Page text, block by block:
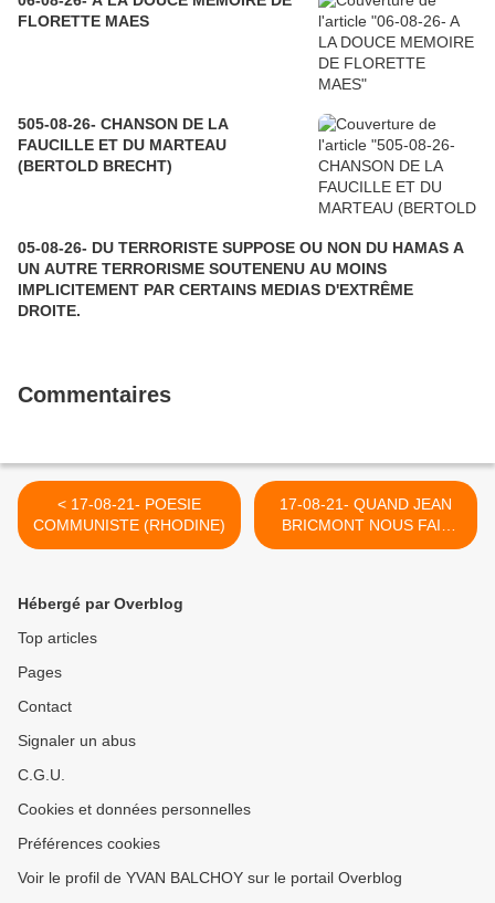
FLORETTE MAES
505-08-26- CHANSON DE LA
FAUCILLE ET DU MARTEAU
(BERTOLD BRECHT)
05-08-26- DU TERRORISTE SUPPOSE OU NON DU HAMAS A
UN AUTRE TERRORISME SOUTENENU AU MOINS
IMPLICITEMENT PAR CERTAINS MEDIAS D'EXTRÊME
DROITE.
Commentaires
< 17-08-21- POESIE
COMMUNISTE (RHODINE)
17-08-21- QUAND JEAN
BRICMONT NOUS FAIT
REFLECHIR SUR LA
Hébergé par Overblog
Top articles
Pages
Contact
Signaler un abus
C.G.U.
Cookies et données personnelles
Préférences cookies
Voir le profil de YVAN BALCHOY sur le portail Overblog